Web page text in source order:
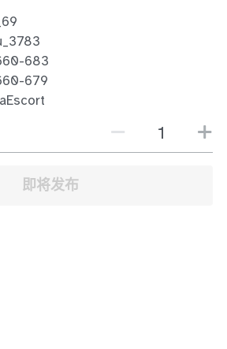
683
679
即将发布